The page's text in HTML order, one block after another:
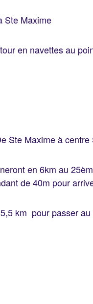
Ste Maxime
en navettes au
Ste Maxime à centre
en 6km au
de 40m pour
km pour passer